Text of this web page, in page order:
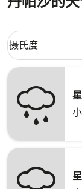
Weather unit
摄氏度
keyboard_arrow_down